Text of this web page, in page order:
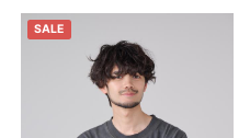
SALE